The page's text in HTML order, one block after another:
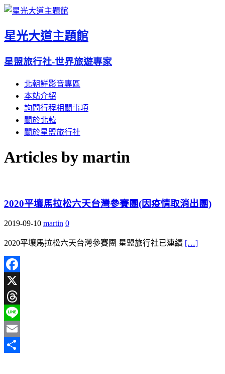
星光大道主題館
星盟旅行社-世界旅遊專家
北朝鮮影音專區
本站介紹
詢問行程相關事項
關於北韓
關於星盟旅行社
Articles by martin
2020平壤馬拉松六天台灣參賽團(因疫情取消出團)
2019-09-10 martin 0
2020平壤馬拉松六天台灣參賽團 星盟旅行社已連續 […]
Facebook
X
Threads
Line
Email